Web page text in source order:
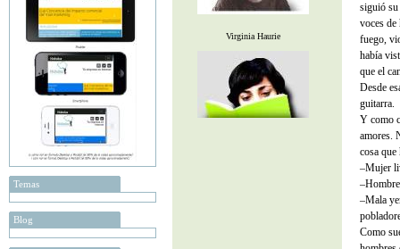
Temas
Blog
Virginia Haurie
siguió su
voces de
fuego,
había
que el
Desde
guitarra.
Y como
amores.
cosa
–Mujer
–Mala
Como